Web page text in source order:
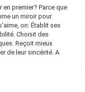
en premier? Parce que
un miroir pour
on: Établit ses
Choisit des
Reçoit mieux
de leur sincérité. A